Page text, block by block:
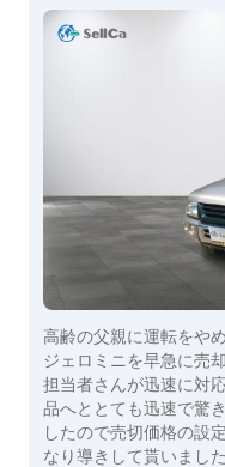
高齢の父親に運転をや
ジェロミニを早急に売
担当者さんが迅速に対
品へととても迅速で驚
したので売切価格の設
なり導きして貰いまし